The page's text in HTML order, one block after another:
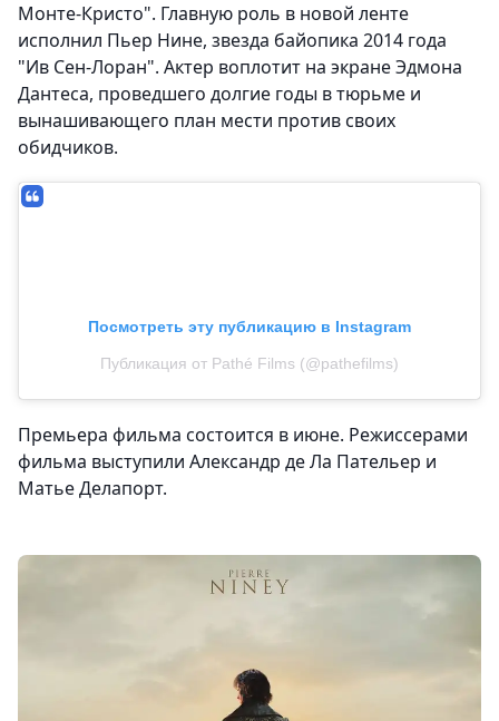
Монте-Кристо". Главную роль в новой ленте
исполнил Пьер Нине, звезда байопика 2014 года
"Ив Сен-Лоран". Актер воплотит на экране Эдмона
Дантеса, проведшего долгие годы в тюрьме и
вынашивающего план мести против своих
обидчиков.
Посмотреть эту публикацию в Instagram
Публикация от Pathé Films (@pathefilms)
Премьера фильма состоится в июне. Режиссерами
фильма выступили Александр де Ла Пательер и
Матье Делапорт.